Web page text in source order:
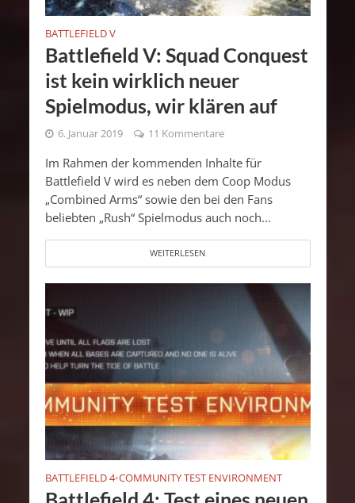
BATTLEFIELD V
Battlefield V: Squad Conquest
ist kein wirklich neuer
Spielmodus, wir klären auf
6. Januar 2019 11 Kommentare
Im Rahmen der kommenden Inhalte für
Battlefield V wird es neben dem Coop Modus
„Combined Arms“ sowie den bei den Fans
beliebten „Rush“ Spielmodus auch noch...
WEITERLESEN
BATTLEFIELD 4•COMMUNITY TEST ENVIRONMENT